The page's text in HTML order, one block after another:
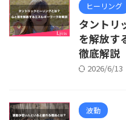
ヒーリング
タントリ
を解放す
徹底解説
2026/6/13
波動